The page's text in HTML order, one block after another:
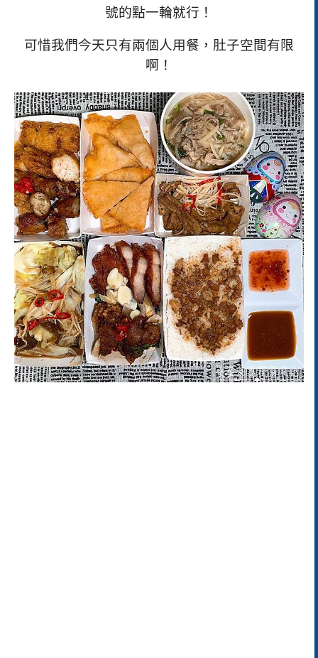
號的點一輪就行！
可惜我們今天只有兩個人用餐，肚子空間有限
啊！